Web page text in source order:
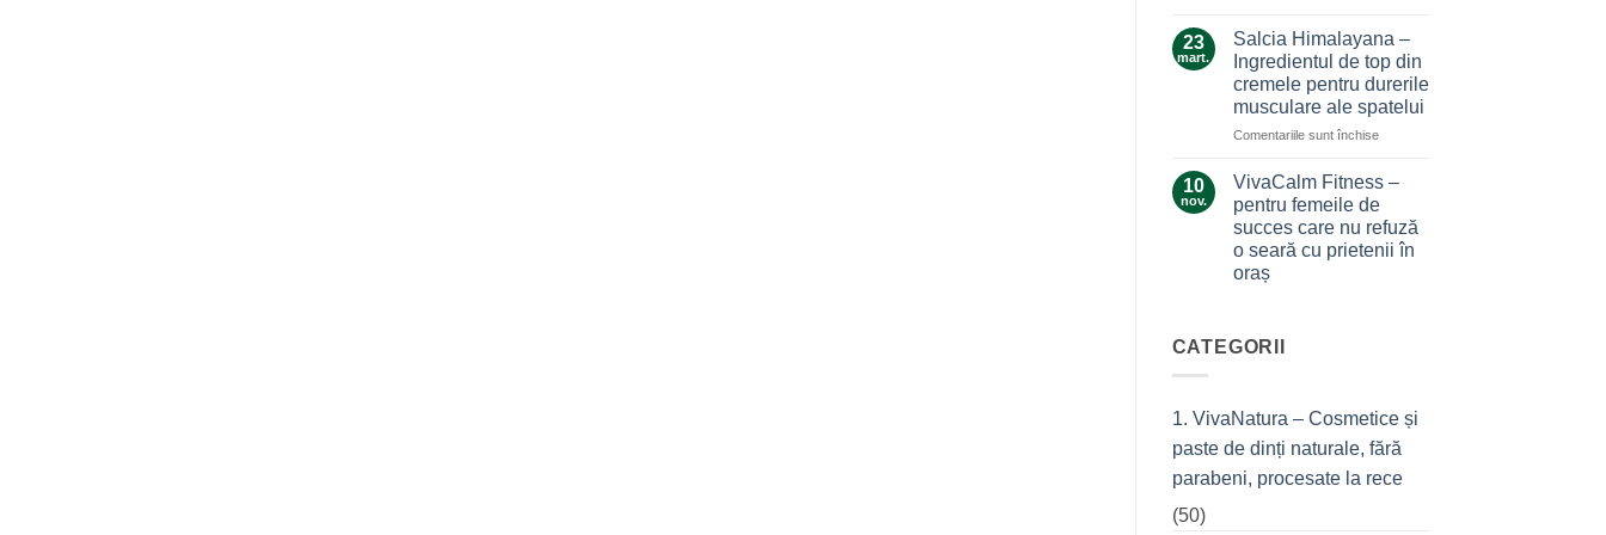
durere
ascunde
masca
antiacneică
cu
argilă
tree?
23
mart.
Salcia Himalayana –
Ingredientul de top din
cremele pentru durerile
musculare ale spatelui
Comentariile sunt închisepentru
Ingredientul
de
top
10
nov.
VivaCalm Fitness –
pentru femeile de
succes care nu refuză
o seară cu prietenii în
oraș
VivaCalm
Fitness
de
care
refuză
CATEGORII
1. VivaNatura – Cosmetice și
paste de dinți naturale, fără
parabeni, procesate la rece
(50)